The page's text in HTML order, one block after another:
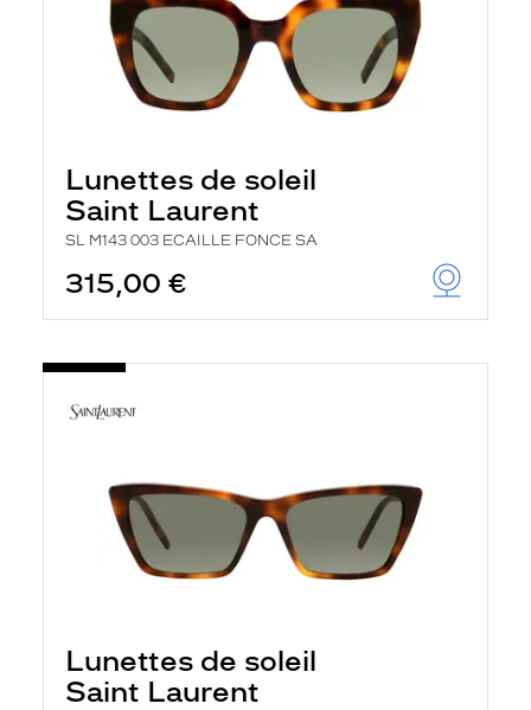
Lunettes de soleil
Saint Laurent
SL M143 003 ECAILLE FONCE SA
315,00 €
Lunettes de soleil
Saint Laurent